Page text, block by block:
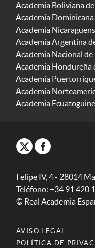
Academia Boliviana
Academia Dominicana
Academia
Academia Argentina
Academia Nacional
Academia Hondureña
Academia
Academia
Academia
Felipe IV, 4 - 28014
Teléfono: +34 91 420
© Real Academia
AVISO LEGAL
POLÍTICA DE